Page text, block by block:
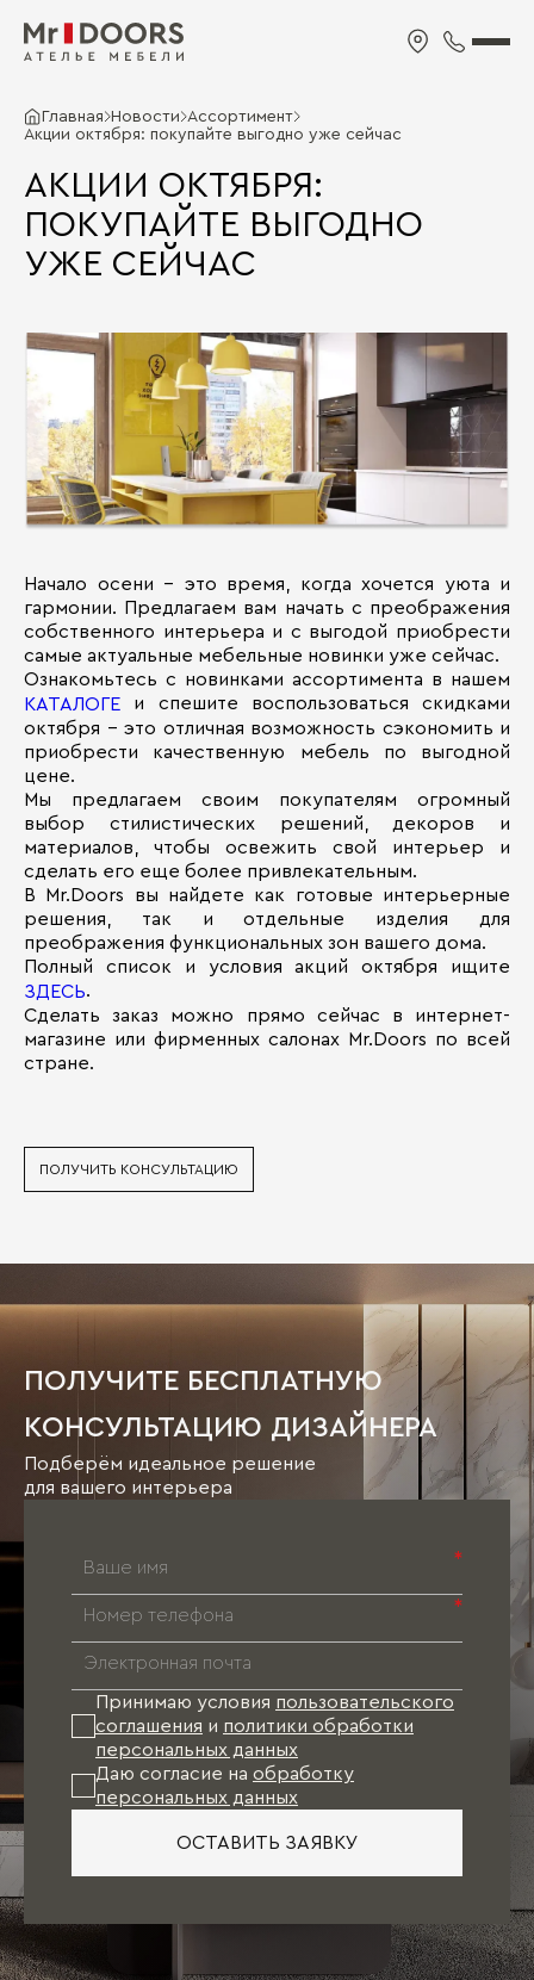
Главная Новости Ассортимент
Акции октября: покупайте выгодно уже сейчас
АКЦИИ ОКТЯБРЯ:
ПОКУПАЙТЕ ВЫГОДНО
УЖЕ СЕЙЧАС
Начало осени – это время, когда хочется уюта и
гармонии. Предлагаем вам начать с преображения
собственного интерьера и с выгодой приобрести
самые актуальные мебельные новинки уже сейчас.
Ознакомьтесь с новинками ассортимента в нашем
КАТАЛОГЕ и спешите воспользоваться скидками
октября – это отличная возможность сэкономить и
приобрести качественную мебель по выгодной
цене.
Мы предлагаем своим покупателям огромный
выбор стилистических решений, декоров и
материалов, чтобы освежить свой интерьер и
сделать его еще более привлекательным.
В Mr.Doors вы найдете как готовые интерьерные
решения, так и отдельные изделия для
преображения функциональных зон вашего дома.
Полный список и условия акций октября ищите
ЗДЕСЬ.
Сделать заказ можно прямо сейчас в интернет-
магазине или фирменных салонах Mr.Doors по всей
стране.
ПОЛУЧИТЬ КОНСУЛЬТАЦИЮ
ПОЛУЧИТЕ БЕСПЛАТНУЮ
КОНСУЛЬТАЦИЮ ДИЗАЙНЕРА
Подберём идеальное решение
для вашего интерьера
*
*
Принимаю условия пользовательского
соглашения и политики обработки
персональных данных
Даю согласие на обработку
персональных данных
ОСТАВИТЬ ЗАЯВКУ